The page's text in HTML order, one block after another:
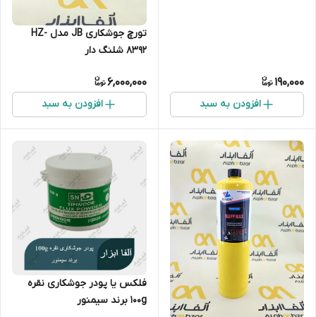
190,000
افزودن به سبد
تورچ جوشکاری JB مدل HZ-
8392 شلنگ دار
6,000,000
افزودن به سبد
فلکس یا پودر جوشکاری نقره
100g برند سیمنور